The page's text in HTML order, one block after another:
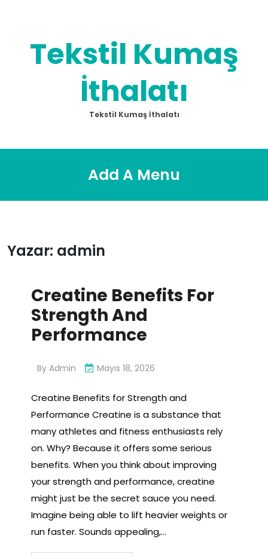
Tekstil Kumaş
İthalatı
Tekstil Kumaş İthalatı
Add A Menu
Yazar: admin
Creatine Benefits For
Strength And
Performance
By Admin Mayıs 18, 2026
Creatine Benefits for Strength and
Performance Creatine is a substance that
many athletes and fitness enthusiasts rely
on. Why? Because it offers some serious
benefits. When you think about improving
your strength and performance, creatine
might just be the secret sauce you need.
Imagine being able to lift heavier weights or
run faster. Sounds appealing,…